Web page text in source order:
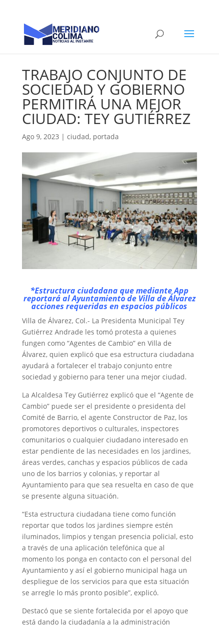
TRABAJO CONJUNTO DE
SOCIEDAD Y GOBIERNO
PERMITIRÁ UNA MEJOR
CIUDAD: TEY GUTIÉRREZ
Ago 9, 2023 | ciudad, portada
*Estructura ciudadana que mediante App
reportará al Ayuntamiento de Villa de Álvarez
acciones requeridas en espacios públicos
Villa de Álvarez, Col.- La Presidenta Municipal Tey
Gutiérrez Andrade les tomó protesta a quienes
fungen como “Agentes de Cambio” en Villa de
Álvarez, quien explicó que esa estructura ciudadana
ayudará a fortalecer el trabajo conjunto entre
sociedad y gobierno para tener una mejor ciudad.
La Alcaldesa Tey Gutiérrez explicó que el “Agente de
Cambio” puede ser el presidente o presidenta del
Comité de Barrio, el agente Constructor de Paz, los
promotores deportivos o culturales, inspectores
comunitarios o cualquier ciudadano interesado en
estar pendiente de las necesidades en los jardines,
áreas verdes, canchas y espacios públicos de cada
uno de los barrios y colonias, y reportar al
Ayuntamiento para que sea resuelta en caso de que
se presente alguna situación.
“Esta estructura ciudadana tiene como función
reportar que todos los jardines siempre estén
iluminados, limpios y tengan presencia policial, esto
a través de una aplicación telefónica que al
momento los ponga en contacto con el personal del
Ayuntamiento y así el gobierno municipal haga un
despliegue de los servicios para que esta situación
se arregle lo más pronto posible”, explicó.
Destacó que se siente fortalecida por el apoyo que
está dando la ciudadanía a la administración